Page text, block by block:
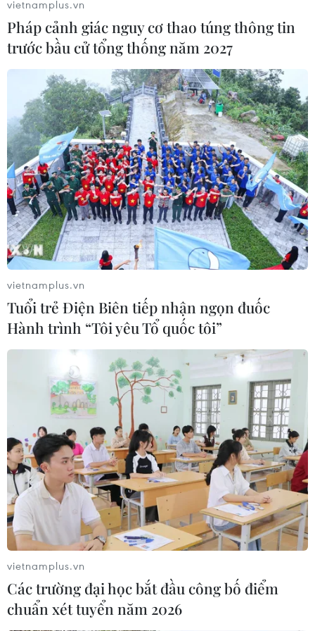
vietnamplus.vn
Pháp cảnh giác nguy cơ thao túng thông tin
trước bầu cử tổng thống năm 2027
vietnamplus.vn
Tuổi trẻ Điện Biên tiếp nhận ngọn đuốc
Hành trình “Tôi yêu Tổ quốc tôi”
vietnamplus.vn
Các trường đại học bắt đầu công bố điểm
chuẩn xét tuyển năm 2026